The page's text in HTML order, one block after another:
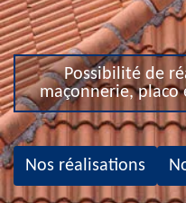
Possibilité de
maçonnerie,
Nos réalisations